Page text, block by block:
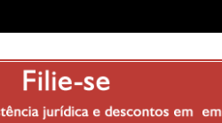
Professores municipais